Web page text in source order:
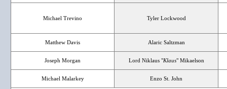
Michael Trevino Tyler Lockwood
Matthew Davis Alaric Saltzman
Joseph Morgan Lord Niklaus "Klaus" Mikaelson
Michael Malarkey Enzo St. John